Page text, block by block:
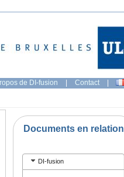
de DI-fusion | Contact |
Documents en relation
DI-fusion